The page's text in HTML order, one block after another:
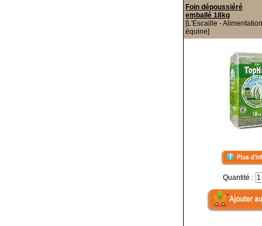
Foin dépoussiéré
emballé 18kg
[L'Escaille - Alimentation
équine]
Quantité :